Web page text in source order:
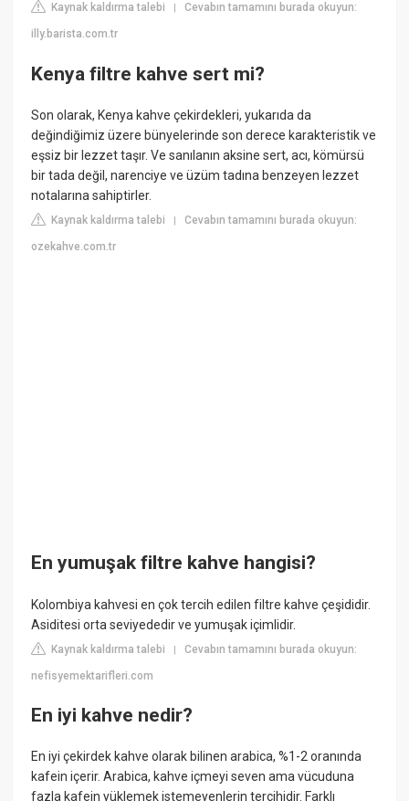
Kaynak kaldırma talebi |Cevabın tamamını burada okuyun:
illy.barista.com.tr
Kenya filtre kahve sert mi?
Son olarak, Kenya kahve çekirdekleri, yukarıda da
değindiğimiz üzere bünyelerinde son derece karakteristik ve
eşsiz bir lezzet taşır. Ve sanılanın aksine sert, acı, kömürsü
bir tada değil, narenciye ve üzüm tadına benzeyen lezzet
notalarına sahiptirler.
Kaynak kaldırma talebi |Cevabın tamamını burada okuyun:
ozekahve.com.tr
En yumuşak filtre kahve hangisi?
Kolombiya kahvesi en çok tercih edilen filtre kahve çeşididir.
Asiditesi orta seviyededir ve yumuşak içimlidir.
Kaynak kaldırma talebi |Cevabın tamamını burada okuyun:
nefisyemektarifleri.com
En iyi kahve nedir?
En iyi çekirdek kahve olarak bilinen arabica, %1-2 oranında
kafein içerir. Arabica, kahve içmeyi seven ama vücuduna
fazla kafein yüklemek istemeyenlerin tercihidir. Farklı